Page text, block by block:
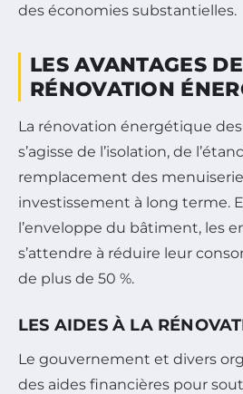
des économies substantielles.
LES AVANTAGES
RÉNOVATION
La rénovation énergétique
s’agisse de l’isolation, de
remplacement des
investissement à long terme.
l’enveloppe du bâtiment, les
s’attendre à réduire leur
de plus de 50 %.
LES AIDES À LA
Le gouvernement et divers
des aides financières pour